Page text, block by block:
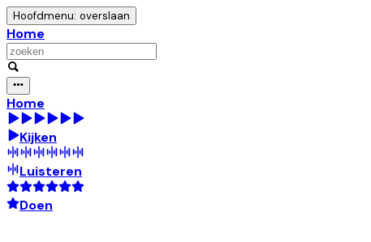
Hoofdmenu: overslaan
Home
Home
Kijken
Luisteren
Doen